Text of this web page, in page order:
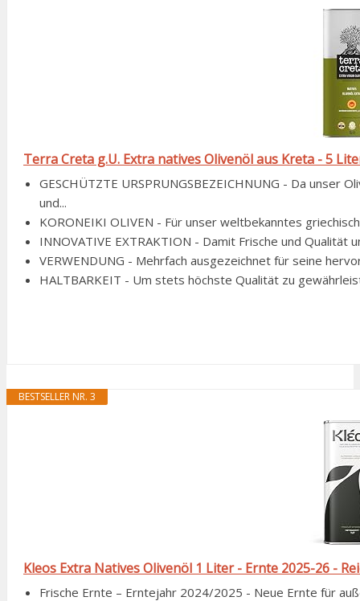
Terra Creta g.U. Extra natives Olivenöl aus Kreta - 5
GESCHÜTZTE URSPRUNGSBEZEICHNUNG - Da unser
und...
KORONEIKI OLIVEN - Für unser weltbekanntes
INNOVATIVE EXTRAKTION - Damit Frische und
VERWENDUNG - Mehrfach ausgezeichnet für seine
HALTBARKEIT - Um stets höchste Qualität zu
BESTSELLER NR. 3
Kleos Extra Natives Olivenöl 1 Liter - Ernte 2025-26 -
Frische Ernte – Erntejahr 2024/2025 - Neue Ernte für